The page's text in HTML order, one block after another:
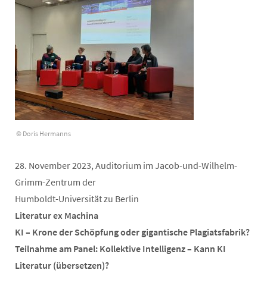
© Doris Hermanns
28. November 2023, Auditorium im Jacob-und-Wilhelm-
Grimm-Zentrum der
Humboldt-Universität zu Berlin
Literatur ex Machina
KI – Krone der Schöpfung oder gigantische Plagiatsfabrik?
Teilnahme am Panel: Kollektive Intelligenz – Kann KI
Literatur (übersetzen)?